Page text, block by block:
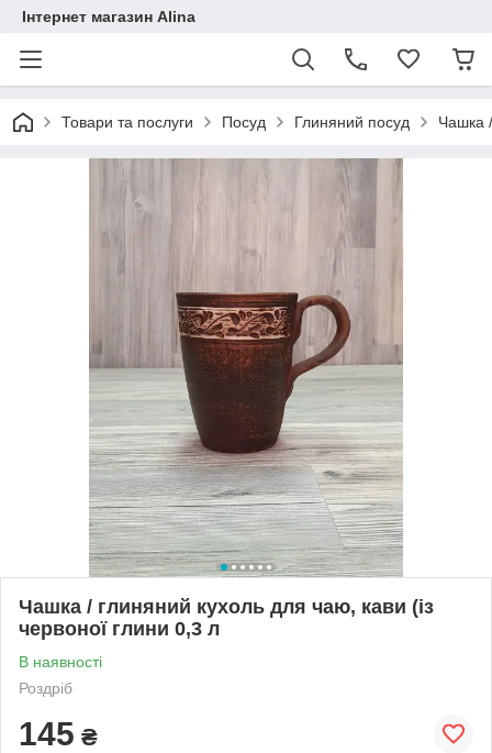
Інтернет магазин Alina
Товари та послуги Посуд Глиняний посуд Чашка
Чашка / глиняний кухоль для чаю, кави (із
червоної глини 0,3 л
В наявності
Роздріб
145 ₴